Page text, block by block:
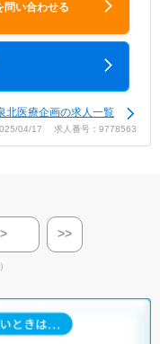
問い合わせる
北医療企画の求人一覧
04/17 求人番号：9778563
> >>